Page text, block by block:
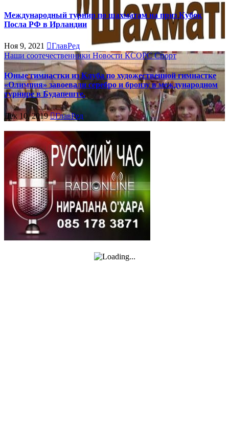
Mеждународный турнир по шахматам на приз Кубок
Посла РФ в Ирландии
Ноя 9, 2021
ГлавРед
Наши соотечественники Новости КСОРССпорт
Юные гимнастки из Клуба по художественной гимнастке
«Олимпия» завоевали серебро и бронзу в международном
турнире в Будапеште.
Дек 10, 2019 ГлавРед